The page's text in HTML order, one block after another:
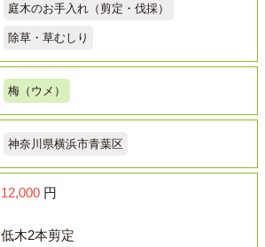
庭木のお手入れ（剪定・伐採）
除草・草むしり
梅（ウメ）
神奈川県横浜市青葉区
12,000 円
低木2本剪定